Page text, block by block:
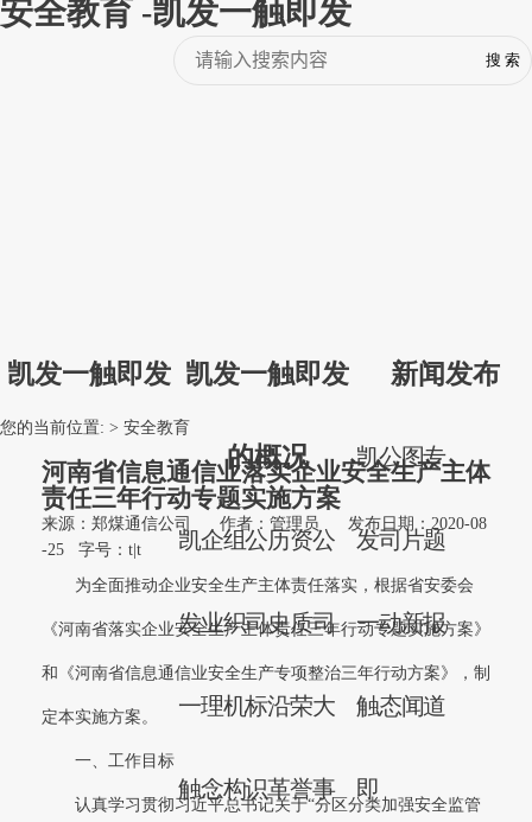
安全教育 -凯发一触即发
凯发一触即发 凯发一触即发
的概况
凯
发
一
触
企
业
理
念
组
织
机
构
公
司
标
识
历
史
沿
革
资
质
荣
誉
公
司
大
事
新闻发布
凯
发
一
触
即
公
司
动
态
图
片
新
闻
专
题
报
道
您的当前位置: > 安全教育
河南省信息通信业落实企业安全生产主体
责任三年行动专题实施方案
来源：郑煤通信公司 作者：管理员
发布日期：2020-08
-25
字号： t t
为全面推动企业安全生产主体责任落实，根据省安委会
《河南省落实企业安全生产主体责任三年行动专题实施方案》
和《河南省信息通信业安全生产专项整治三年行动方案》，制
定本实施方案。
一、工作目标
认真学习贯彻习近平总书记关于“分区分类加强安全监管